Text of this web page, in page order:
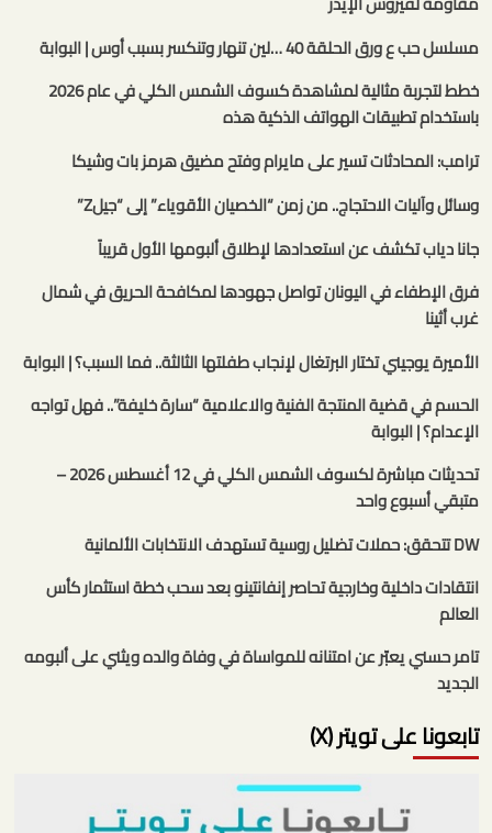
مسلسل حب ع ورق الحلقة 40 …لين تنهار وتنكسر بسبب أوس | البوابة
خطط لتجربة مثالية لمشاهدة كسوف الشمس الكلي في عام 2026
باستخدام تطبيقات الهواتف الذكية هذه
ترامب: المحادثات تسير على مايرام وفتح مضيق هرمز بات وشيكا
وسائل وآليات الاحتجاج.. من زمن “الخصيان الأقوياء” إلى “جيلZ”
جانا دياب تكشف عن استعدادها لإطلاق ألبومها الأول قريباً
فرق الإطفاء في اليونان تواصل جهودها لمكافحة الحريق في شمال
غرب أثينا
الأميرة يوجيني تختار البرتغال لإنجاب طفلتها الثالثة.. فما السبب؟ | البوابة
الحسم في قضية المنتجة الفنية والاعلامية “سارة خليفة”.. فهل تواجه
الإعدام؟ | البوابة
تحديثات مباشرة لكسوف الشمس الكلي في 12 أغسطس 2026 –
متبقي أسبوع واحد
DW تتحقق: حملات تضليل روسية تستهدف الانتخابات الألمانية
انتقادات داخلية وخارجية تحاصر إنفانتينو بعد سحب خطة استثمار كأس
العالم
تامر حسني يعبّر عن امتنانه للمواساة في وفاة والده ويثني على ألبومه
الجديد
تابعونا على تويتر (X)